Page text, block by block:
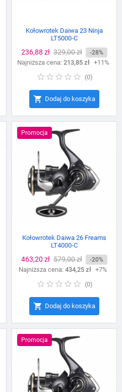
Kołowrotek Daiwa 23 Ninja
LT5000-C
Cena
236,88 zł Cena
podstawowa
329,00 zł -28%
Najniższa cena: 213,85 zł +11%
(0)
 Dodaj do koszyka
Promocja
Kołowrotek Daiwa 26 Freams
LT4000-C
Cena
463,20 zł Cena
podstawowa
579,00 zł -20%
Najniższa cena: 434,25 zł +7%
(0)
 Dodaj do koszyka
Promocja